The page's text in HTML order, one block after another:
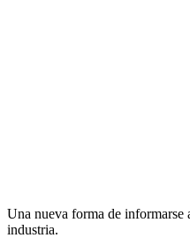
Una nueva forma de informarse
industria.